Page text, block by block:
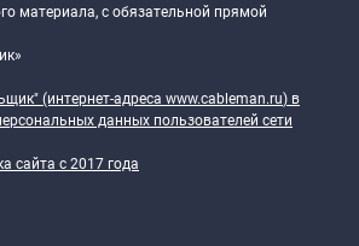
материала, с обязательной прямой
(интернет-адреса www.cableman.ru) в
данных пользователей сети
сайта c 2017 года